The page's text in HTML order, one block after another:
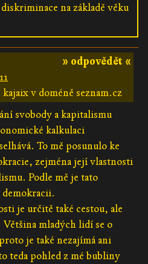
na základě věku
» odpovědět «
v doméně seznam.cz
svobody a kapitalismu
kalkulaci
To mě posunulo ke
zejména její vlastnosti
Podle mě je tato
je určitě také cestou, ale
mladých lidí se o
je také nezajímá ani
teda pohled z mé bubliny